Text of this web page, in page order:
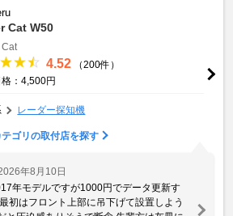
Cat W50
4.52
（200件）
：4,500円
レーダー探知機
テゴリの取付店を探す
年8月10日
年モデルですが1000円でデータ更新す
初はフロント上部に吊下げて設置しよう